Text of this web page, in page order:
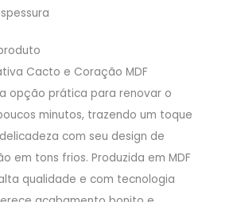
Cacto e Coração MDF
opção prática para renovar o
minutos, trazendo um toque
com seu design de
em tons frios. Produzida em MDF
qualidade e com tecnologia